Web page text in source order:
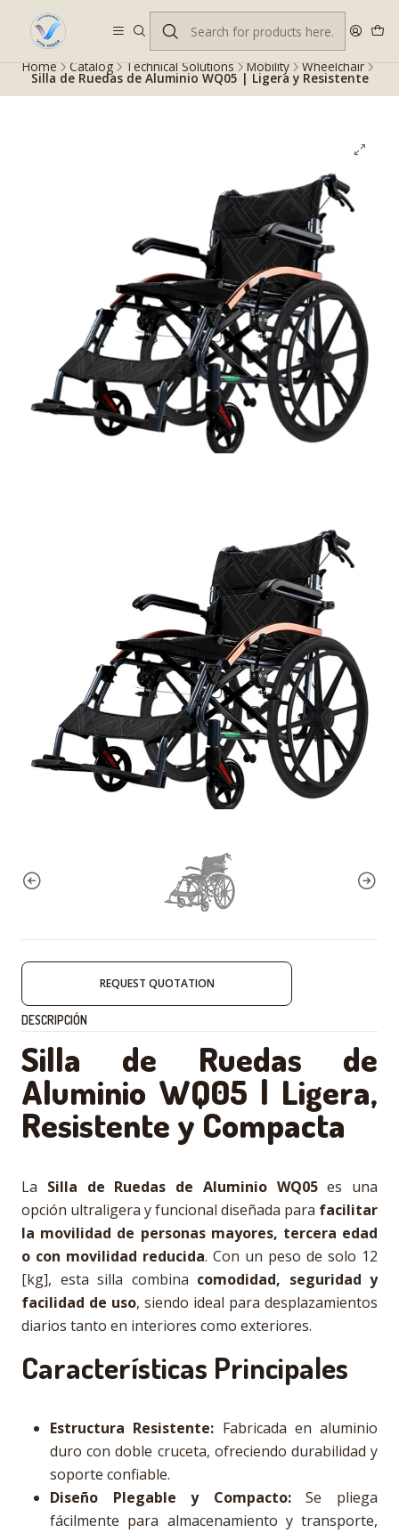
Despacho gratis en RM desde $100.000. Revisa las condiciones.
Home Catalog Technical Solutions Mobility Wheelchair
Silla de Ruedas de Aluminio WQ05 | Ligera y Resistente
REQUEST QUOTATION
DESCRIPCIÓN
Silla de Ruedas de
Aluminio WQ05 | Ligera,
Resistente y Compacta
La Silla de Ruedas de Aluminio WQ05es una
opción ultraligera y funcional diseñada para facilitar
la movilidad de personas mayores, tercera edad
o con movilidad reducida. Con un peso de solo 12
[kg], esta silla combina comodidad, seguridad y
facilidad de uso, siendo ideal para desplazamientos
diarios tanto en interiores como exteriores.
Características Principales
Estructura Resistente: Fabricada en aluminio
duro con doble cruceta, ofreciendo durabilidad y
soporte confiable.
Diseño Plegable y Compacto:Se pliega
fácilmente para almacenamiento y transporte,